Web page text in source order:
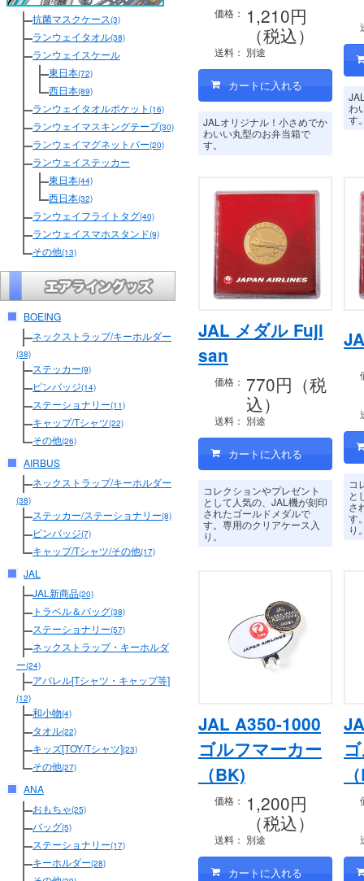
抗菌マスクケース(3)
ランウェイタオル(38)
ランウェイスケール
東日本(72)
西日本(89)
ランウェイタオルポケット (16)
ランウェイマスキングテープ(30)
ランウェイマグネットバー(20)
ランウェイステッカー
東日本(44)
西日本(32)
ランウェイフライトタグ(40)
ランウェイスマホスタンド(9)
その他(13)
BOEING
ネックストラップ/キーホルダー
(38)
ステッカー(9)
ピンバッジ(14)
ステーショナリー(11)
キャップ/Tシャツ(22)
その他(26)
AIRBUS
ネックストラップ/キーホルダー
(38)
ステッカー/ステーショナリー(8)
ピンバッジ(7)
キャップ/Tシャツ/その他(17)
JAL
JAL新商品(20)
トラベル＆バッグ(38)
ステーショナリー(57)
ネックストラップ・キーホルダ
ー(24)
アパレル[Tシャツ・キャップ等]
(12)
和小物(4)
タオル(22)
キッズ[TOY/Tシャツ](23)
その他(27)
ANA
おもちゃ(25)
バッグ(5)
ステーショナリー(17)
キーホルダー(28)
価格： 1,210円
（税込）
送料： 別途
JALオリジナル！小さめでか
わいい丸型のお弁当箱で
す。
わ
す
JAL メダル Fuji
san
価格： 770円（税
込）
送料： 別途
コレクションやプレゼント
として人気の、JAL機が刻印
されたゴールドメダルで
す。専用のクリアケース入
り。
コ
と
さ
す
り
JAL A350-1000
ゴルフマーカー
（BK)
価格： 1,200円
（税込）
送料： 別途